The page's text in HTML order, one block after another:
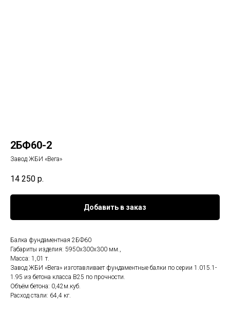
2БФ60-2
Завод ЖБИ «Вега»
14 250 р.
Добавить в заказ
Балка фундаментная 2БФ60
Габариты изделия: 5950x300x300 мм.,
Масса: 1,01 т.
Завод ЖБИ «Вега» изготавливает фундаментные балки по серии 1.015.1-
1.95 из бетона класса B25 по прочности.
Объём бетона: 0,42м.куб.
Расход стали: 64,4 кг.